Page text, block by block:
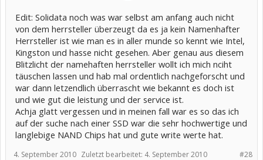
Edit: Solidata noch was war selbst am anfang auch nicht
von dem herrsteller überzeugt da es ja kein Namenhafter
Herrsteller ist wie man es in aller munde so kennt wie Intel,
Kingston und hasse nicht gesehen. Aber genau aus diesem
Blitzlicht der namehaften herrsteller wollt ich mich nciht
täuschen lassen und hab mal ordentlich nachgeforscht und
war dann letzendlich überrascht wie bekannt es doch ist
und wie gut die leistung und der service ist.
Achja glatt vergessen und in meinen fall war es so das ich
auf der suche nach einer SSD war die sehr hochwertige und
langlebige NAND Chips hat und gute write werte hat.
#28
4. September 2010 Zuletzt bearbeitet: 4. September 2010